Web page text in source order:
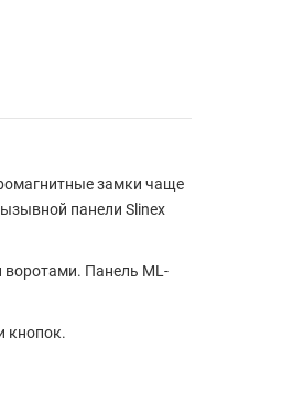
замки чаще
панели Slinex
Панель ML-
кнопок.